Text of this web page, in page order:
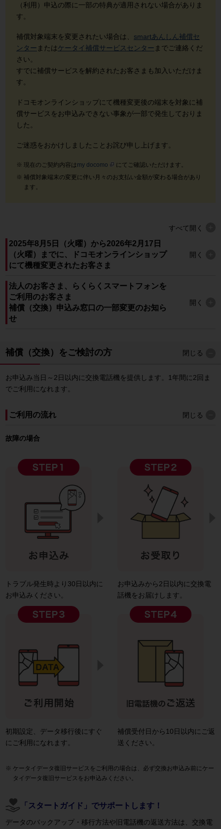
（利用）申込の際に一部の特典が適用されない場合がありま
す。
補償対象端末を変更されたい場合は、 smartあんしん補償セ
ンター またはケータイ補償サービスセンター までご連絡くだ
さい。
すでに補償サービスを解約されたお客さまも加入いただけま
す。
ドコモオンラインショップにて機種変更後の端末を対象に補
償サービスをお申込みできない事象が一部で発生しておりま
した。
ご迷惑をおかけしましたことお詫び申し上げます。
現在のご契約内容は my docomo
にてご確認いただけます。
補償対象端末の変更に伴い月々のお支払い金額が変わる場合があり
ます。
すべて開く
2025年8月5日（火曜）から2026年2月17日
（火曜）までに、ドコモオンラインショップ
にて機種変更されたお客さま
開く
法人のお客さま、らくらくスマートフォンを
ご利用のお客さま
補償（交換）申込み窓口の一部変更のお知ら
せ
開く
補償（交換）をご検討の方 閉じる
お申込み当日～2日以内に交換電話機を提供します。1年間に2回ま
でご利用になれます。
ご利用の流れ 閉じる
故障の場合
トラブル発生時より30日以内に
お申込みください。
お申込みから2日以内に交換電
話機をお届けします。
初期設定、データ移行後にすぐ
にご利用になれます。
補償受付日から10日以内にご返
送ください。
ケータイデータ復旧サービスをご利用の場合は、必ず交換お申込み前にケー
タイデータ復旧サービスをお申込みください。
「スタートガイド」でサポートします！
データのバックアップ・移行方法や旧電話機の返送方法は、交換電